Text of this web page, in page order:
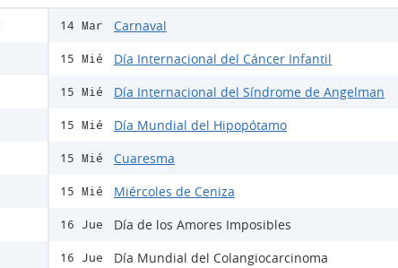
14 Mar Carnaval
15 Mié Día Internacional del Cáncer Infantil
15 Mié Día Internacional del Síndrome de Angelman
15 Mié Día Mundial del Hipopótamo
15 Mié Cuaresma
15 Mié Miércoles de Ceniza
16 Jue Día de los Amores Imposibles
16 Jue Día Mundial del Colangiocarcinoma